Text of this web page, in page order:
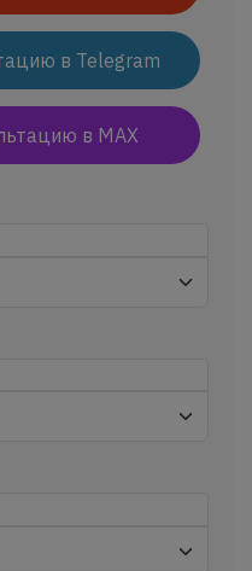
в Telegram
в MAX